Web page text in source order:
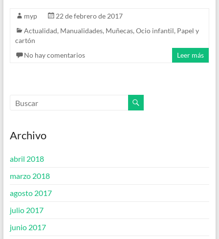
myp
22 de febrero de 2017
Actualidad, Manualidades, Muñecas, Ocio infantil, Papel y
cartón
No hay comentarios
Leer más
Archivo
abril 2018
marzo 2018
agosto 2017
julio 2017
junio 2017